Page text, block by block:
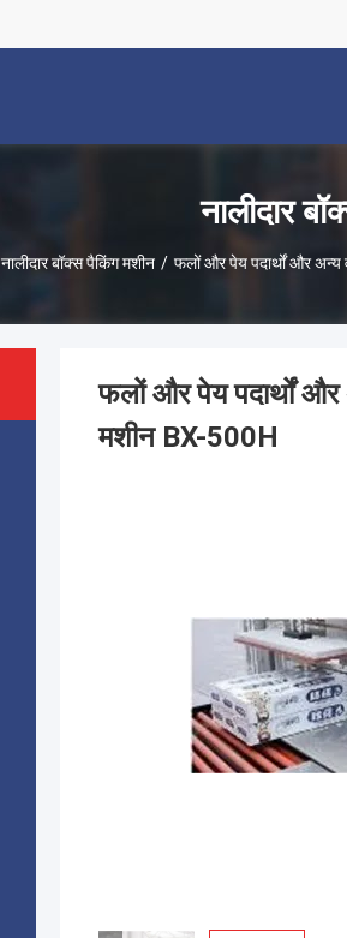
नालीदार
नालीदार बॉक्स पैकिंग मशीन / फलों और पेय पदार्थों और
फलों और पेय पदार्थों
मशीन BX-500H